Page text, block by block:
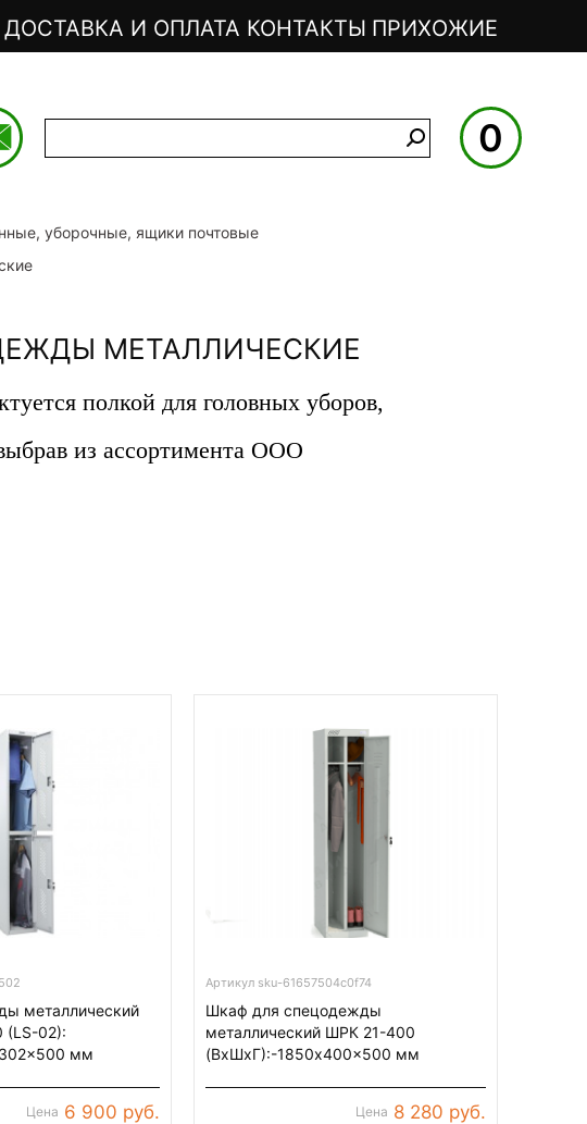
ДОСТАВКА И ОПЛАТА КОНТАКТЫ ПРИХОЖИЕ
0
уборочные, ящики почтовые
МЕТАЛЛИЧЕСКИЕ
полкой для головных уборов,
из ассортимента ООО
металлический
(LS-02):
мм
Цена 6 900 руб.
Артикул sku-61657504c0f74
Шкаф для спецодежды
металлический ШРК 21-400
(ВхШхГ):-1850x400x500 мм
Цена 8 280 руб.